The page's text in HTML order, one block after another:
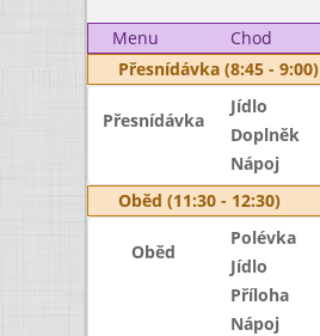
Menu
Chod
Přesnídávka (8:45 - 9:00)
Přesnídávka
Jídlo
Doplněk
Nápoj
Oběd (11:30 - 12:30)
Oběd
Polévka
Jídlo
Příloha
Nápoj